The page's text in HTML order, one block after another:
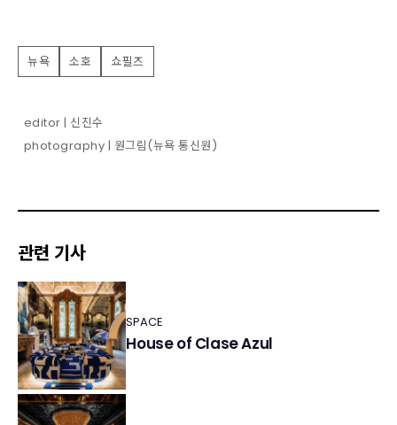
뉴욕 소호 쇼필즈
editor | 신진수
photography | 원그림(뉴욕 통신원)
관련 기사
SPACE
House of Clase Azul